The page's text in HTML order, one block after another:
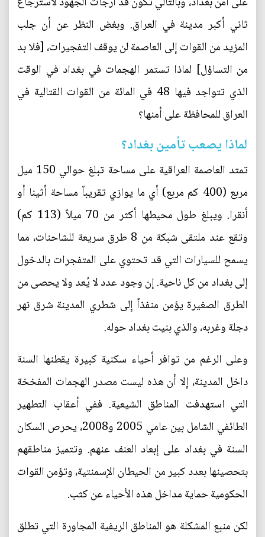
ثاني أكبر مدينة في العراق. وبغض النظر عن أن جلب
المزيد من القوات إلى العاصمة لن يوقف التفجيرات، [فلا بد
من التساؤل] لماذا تستمر الهجمات في بغداد في الوقت
الذي تتواجد فيها 48 في المائة من القوات القتالية في
العراق للمحافظة على أمنها؟
لماذا يصعب تأمين بغداد؟
تمتد العاصمة العراقية على مساحة تبلغ حوالي 150 ميل
مربع (400 كم مربع) أي ما يوازي تقريباً مساحة أثينا أو
أنقرا. ويبلغ طول محيطها أكثر من 70 ميلاً (113 كم)
وتقع عند ملتقى شبكة من 8 طرق سريعة للشاحنات، مما
يسمح للسيارات التي قد تحتوي على المتفجرات بالدخول
إلى بغداد من كل ناحية. إن وجود عدد لا يُعد ولا يحصى من
الطرق الصغيرة يؤمن منفذاً إلى شطري المدينة شرق نهر
دجلة وغربه، والذي بنيت بغداد حوله.
وعلى الرغم من توافر أحياء سكنية كبيرة يقطنها السنة
داخل المدينة، إلا أن هذه ليست مصدر الهجمات المفخخة
التي استهدفت المناطق الشيعية. ففي أعقاب التطهير
الطائفي الشامل بين عامي 2005 و2008، يحرص السكان
السنة في بغداد على إبعاد العنف عنهم. وتتميز مناطقهم
بتحصينها بعدد كبير من الحيطان الإسمنتية، وتؤمن القوات
الحكومية حماية مداخل هذه الأحياء عن كثب.
لكن منبع المشكلة هو المناطق الريفية المجاورة التي تطلق